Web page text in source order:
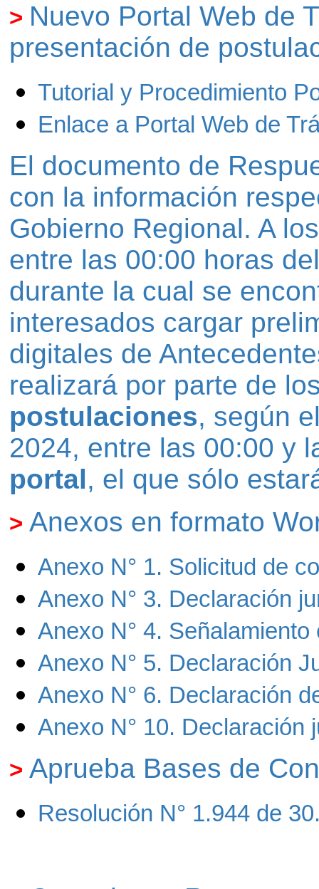
> Nuevo Portal Web de
presentación de
Tutorial y Procedimiento
Enlace a Portal Web de
El documento de
con la información
Gobierno Regional. A
entre las 00:00 horas
durante la cual se
interesados cargar
digitales de
realizará por parte de
postulaciones, según
2024, entre las 00:00 y
portal, el que sólo
> Anexos en formato
Anexo N° 1. Solicitud de
Anexo N° 3. Declaración
Anexo N° 4.
Anexo N° 5. Declaración
Anexo N° 6. Declaración
Anexo N° 10. Declaración
> Aprueba Bases de
Resolución N° 1.944 de